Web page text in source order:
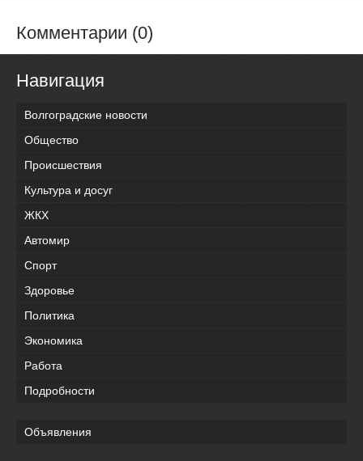
Комментарии (0)
Навигация
Волгоградские новости
Общество
Происшествия
Культура и досуг
ЖКХ
Автомир
Спорт
Здоровье
Политика
Экономика
Работа
Подробности
Объявления